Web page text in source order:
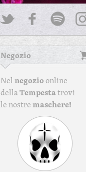
Negozio
Nelnegozioonline
dellaTempestatrovi
le nostremaschere!